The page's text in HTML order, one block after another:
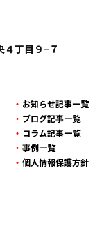
４丁目９−７
お知らせ記事一覧
ブログ記事一覧
コラム記事一覧
事例一覧
個人情報保護方針